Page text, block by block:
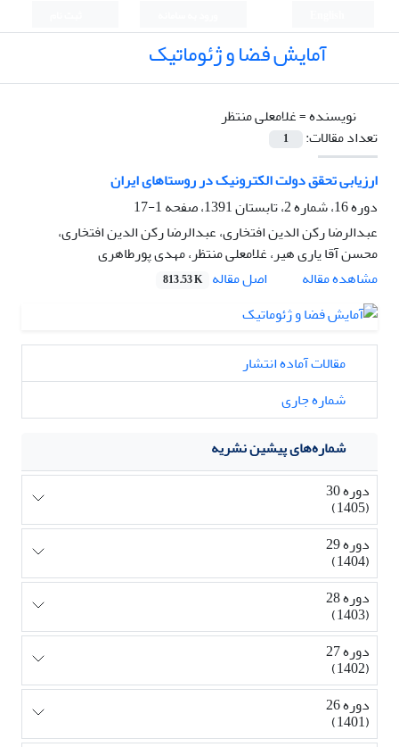
آمایش فضا و ژئوماتیک
نویسنده =غلامعلی منتظر
تعداد مقالات:
1
ارزیابی تحقق دولت الکترونیک در روستاهای ایران
دوره 16، شماره 2، تابستان 1391، صفحه
1-17
عبدالرضا رکن الدین افتخاری، عبدالرضا رکن الدین افتخاری،
محسن آقا یاری هیر، غلامعلی منتظر، مهدی پورطاهری
مشاهده مقاله
اصل مقاله 813.53 K
مقالات آماده انتشار
شماره جاری
شماره‌های پیشین نشریه
دوره 30
(1405)
دوره 29
(1404)
دوره 28
(1403)
دوره 27
(1402)
دوره 26
(1401)